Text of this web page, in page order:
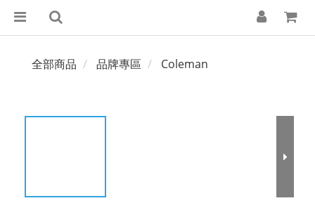
全部商品 品牌專區 Coleman